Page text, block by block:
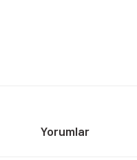
Yorumlar